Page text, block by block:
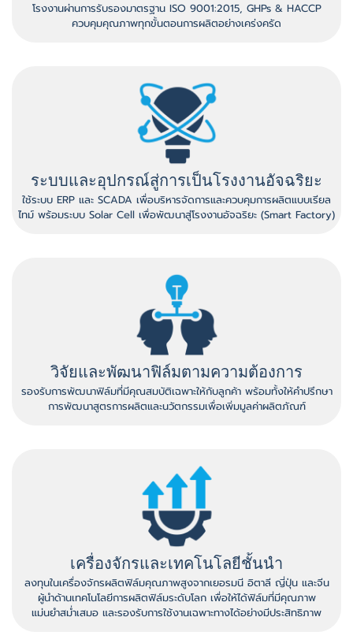
โรงงานผ่านการรับรองมาตรฐาน ISO 9001:2015, GHPs & HACCP
ควบคุมคุณภาพทุกขั้นตอนการผลิตอย่างเคร่งครัด
ระบบและอุปกรณ์สู่การเป็นโรงงานอัจฉริยะ
ใช้ระบบ ERP และ SCADA เพื่อบริหารจัดการและควบคุมการผลิตแบบเรียล
ไทม์ พร้อมระบบ Solar Cell เพื่อพัฒนาสู่โรงงานอัจฉริยะ (Smart Factory)
วิจัยและพัฒนาฟิล์มตามความต้องการ
รองรับการพัฒนาฟิล์มที่มีคุณสมบัติเฉพาะให้กับลูกค้า พร้อมทั้งให้คำปรึกษา
การพัฒนาสูตรการผลิตและนวัตกรรมเพื่อเพิ่มมูลค่าผลิตภัณฑ์
เครื่องจักรและเทคโนโลยีชั้นนำ
ลงทุนในเครื่องจักรผลิตฟิล์มคุณภาพสูงจากเยอรมนี อิตาลี ญี่ปุ่น และจีน
ผู้นำด้านเทคโนโลยีการผลิตฟิล์มระดับโลก เพื่อให้ได้ฟิล์มที่มีคุณภาพ
แม่นยำสม่ำเสมอ และรองรับการใช้งานเฉพาะทางได้อย่างมีประสิทธิภาพ